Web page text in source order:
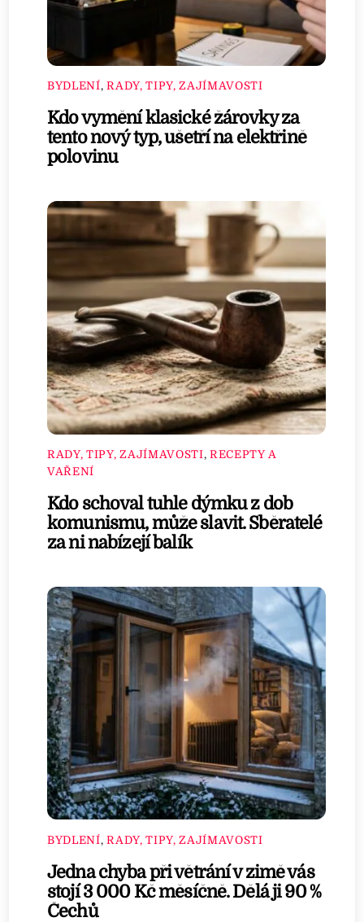
BYDLENÍ,RADY, TIPY, ZAJÍMAVOSTI
Kdo vymění klasické žárovky za
tento nový typ, ušetří na elektřině
polovinu
RADY, TIPY, ZAJÍMAVOSTI, RECEPTY A
VAŘENÍ
Kdo schoval tuhle dýmku z dob
komunismu, může slavit. Sběratelé
za ni nabízejí balík
BYDLENÍ,RADY, TIPY, ZAJÍMAVOSTI
Jedna chyba při větrání v zimě vás
stojí 3 000 Kč měsíčně. Dělá ji 90 %
Čechů